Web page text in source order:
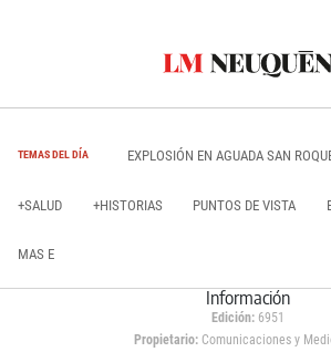
TEMAS DEL DÍA EXPLOSIÓN EN AGUADA SAN
+SALUD +HISTORIAS PUNTOS DE VISTA
MAS E
Información
Edición: 6951
Propietario:Comunicaciones y